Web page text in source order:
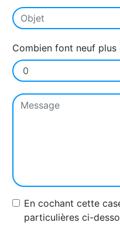
Combien font neuf plus
En cochant cette
particulières ci-